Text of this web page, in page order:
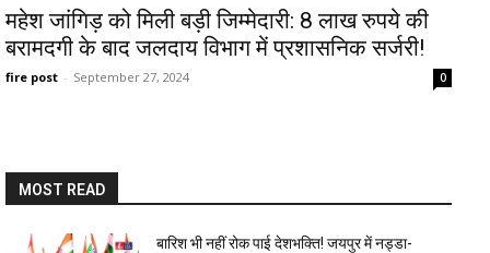
महेश जांगिड़ को मिली बड़ी जिम्मेदारी: 8 लाख रुपये की
बरामदगी के बाद जलदाय विभाग में प्रशासनिक सर्जरी!
fire post - September 27, 2024 0
MOST READ
बारिश भी नहीं रोक पाई देशभक्ति! जयपुर में नड्डा-